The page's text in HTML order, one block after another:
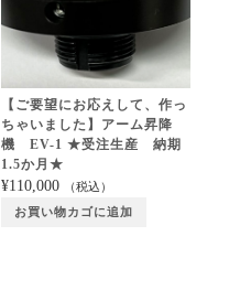
【ご要望にお応えして、作っ
ちゃいました】アーム昇降
機 EV-1 ★受注生産 納期
1.5か月★
¥110,000 （税込）
お買い物カゴに追加